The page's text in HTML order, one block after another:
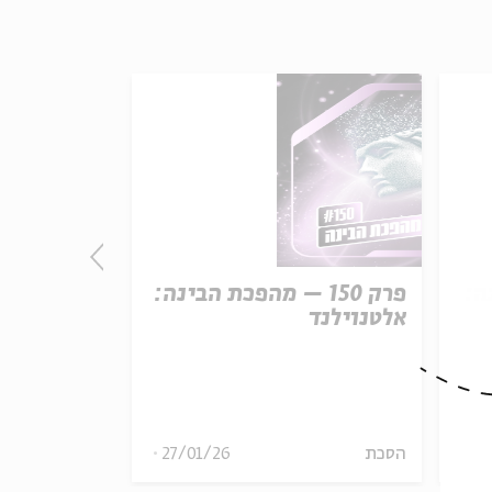
פרק 150 – מהפכת הבינה:
אלטנוילנד
הסכת 27/01/26